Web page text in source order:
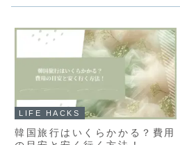
LIFE HACKS
韓国旅行はいくらかかる？費用